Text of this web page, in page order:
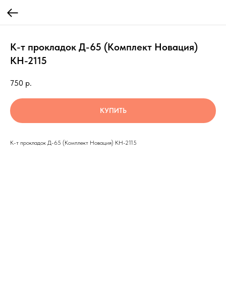
К-т прокладок Д-65 (Комплект Новация)
КН-2115
750 р.
КУПИТЬ
К-т прокладок Д-65 (Комплект Новация) КН-2115